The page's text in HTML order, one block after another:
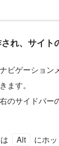
れ、サイ
ゲーション
ます。
サイドバー
は Alt
にホ